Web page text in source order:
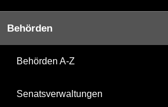
Behörden
Behörden A-Z
Senatsverwaltungen